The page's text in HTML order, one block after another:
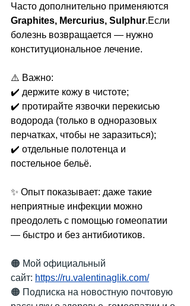
Часто дополнительно применяются
Graphites, Mercurius, Sulphur.Если
болезнь возвращается — нужно
конституциональное лечение.
⚠️ Важно:
✔️ держите кожу в чистоте;
✔️ протирайте язвочки перекисью
водорода (только в одноразовых
перчатках, чтобы не заразиться);
✔️ отдельные полотенца и
постельное бельё.
✨ Опыт показывает: даже такие
неприятные инфекции можно
преодолеть с помощью гомеопатии
— быстро и без антибиотиков.
🟠 Мой официальный
сайт: https://ru.valentinaglik.com/
🟠 Подписка на новостную почтовую